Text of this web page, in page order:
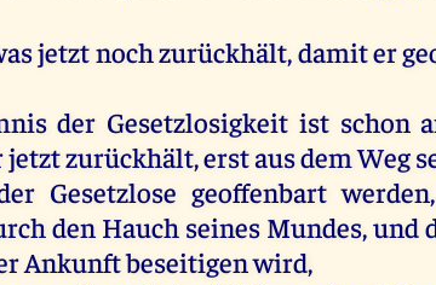
jetztnochzurückhält,damiter
der Gesetzlosigkeit ist schon
jetztzurückhält, erstausdem Weg
Gesetzlose geoffenbartwerden,
den Hauch seines Mundes,und
Ankunftbeseitigenwird,